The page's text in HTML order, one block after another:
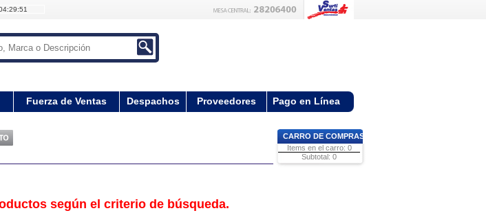
Fuerza de Ventas Despachos Proveedores Pago en Línea
según el criterio de búsqueda.
CARRO DE COMPRAS
Items en el carro: 0
Subtotal: 0